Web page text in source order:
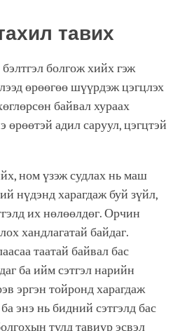
тавих
болгож хийх гэж
өрөөгөө шүүрдэж цэгцлэх
байвал хураах
өрөөтэй адил саруул, цэгцтэй
ном үзэж судлах нь маш
нүдэнд харагдаж буй зүйл,
их нөлөөлдөг. Орчин
хандлагатай байдаг.
таатай байвал бас
ба ийм сэтгэл нарийн
эргэн тойронд харагдаж
энэ нь бидний сэтгэлд бас
тулд тавиур эсвэл